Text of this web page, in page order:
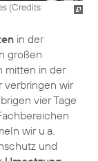
(Credits:
in der
großen
mitten in der
verbringen wir
vier Tage
wir u.a.
und